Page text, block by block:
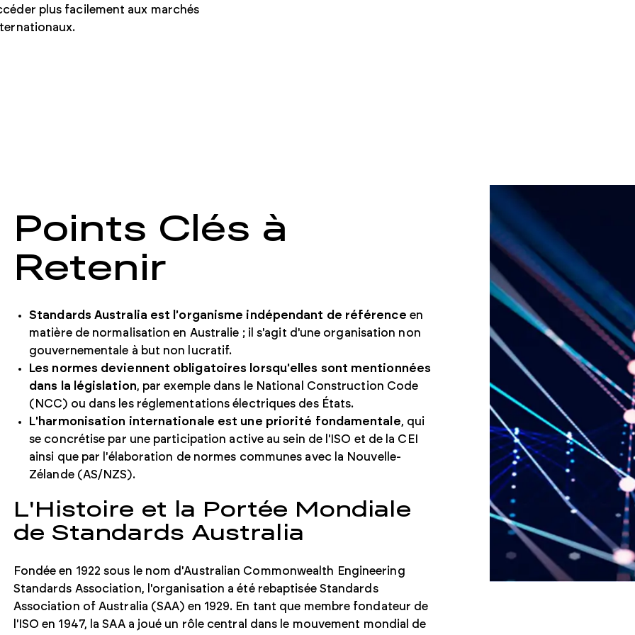
plus facilement aux marchés
Points Clés à
Retenir
Standards Australia est l'organisme indépendant de référence en
matière de normalisation en Australie ; il s'agit d'une organisation non
gouvernementale à but non lucratif.
Les normes deviennent obligatoires lorsqu'elles sont mentionnées
dans la législation, par exemple dans le National Construction Code
(NCC) ou dans les réglementations électriques des États.
L'harmonisation internationale est une priorité fondamentale, qui
se concrétise par une participation active au sein de l'ISO et de la CEI
ainsi que par l'élaboration de normes communes avec la Nouvelle-
Zélande (AS/NZS).
L'Histoire et la Portée Mondiale
de Standards Australia
Fondée en 1922 sous le nom d'Australian Commonwealth Engineering
Standards Association, l'organisation a été rebaptisée Standards
Association of Australia (SAA) en 1929. En tant que membre fondateur de
l'ISO en 1947, la SAA a joué un rôle central dans le mouvement mondial de